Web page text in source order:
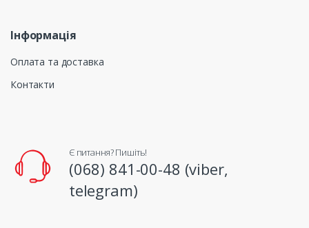
Інформація
Оплата та доставка
Контакти
Є питання? Пишіть!
(068) 841-00-48 (viber,
telegram)